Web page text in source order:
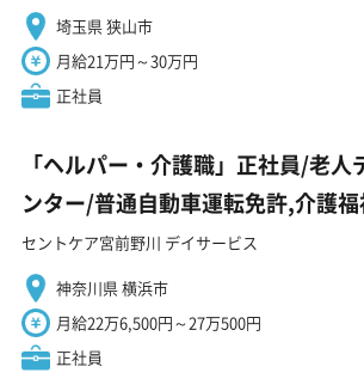
埼玉県 狭山市
月給21万円～30万円
正社員
「ヘルパー・介護職」正社員/老人
ンター/普通自動車運転免許,介護
セントケア宮前野川 デイサービス
神奈川県 横浜市
月給22万6,500円～27万500円
正社員